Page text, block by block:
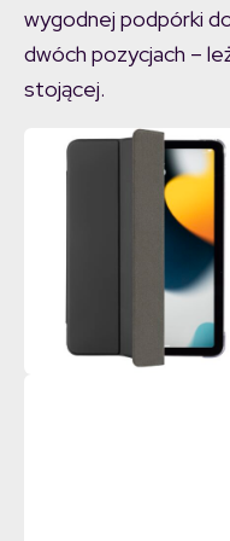
wygodnej podpórki
dwóch pozycjach –
stojącej.